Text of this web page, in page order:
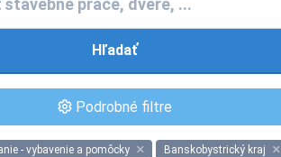
Hľadať
Podrobné filtre
- vybavenie a pomôcky
Banskobystrický kraj